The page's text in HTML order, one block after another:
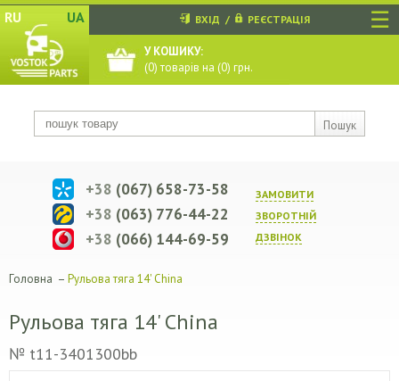
☰
RU UA
Пошук
ВХІД / РЕЄСТРАЦІЯ
У КОШИКУ:
(0) товарів на (0) грн.
ЗАМОВИТИ
ЗВОРОТНIЙ
ДЗВIНОК
+38 (067) 658-73-58
+38 (063) 776-44-22
+38 (066) 144-69-59
Головна – Рульова тяга 14' China
Рульова тяга 14' China
№ t11-3401300bb